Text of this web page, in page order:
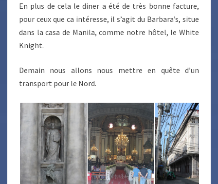
En plus de cela le diner a été de très bonne facture,
pour ceux que ca intéresse, il s’agit du Barbara’s, situe
dans la casa de Manila, comme notre hôtel, le White
Knight.
Demain nous allons nous mettre en quête d’un
transport pour le Nord.